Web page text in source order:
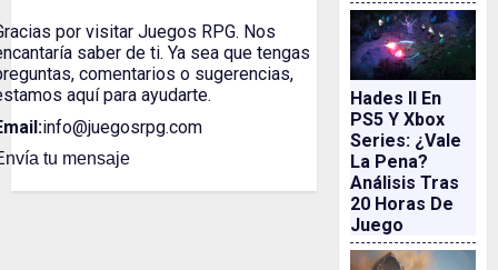
por visitar Juegos RPG. Nos
saber de ti. Ya sea que tengas
comentarios o sugerencias,
aquí para ayudarte.
info@juegosrpg.com
tu mensaje
Hades II En
PS5 Y Xbox
Series: ¿vale
La Pena?
Análisis Tras
20 Horas De
Juego